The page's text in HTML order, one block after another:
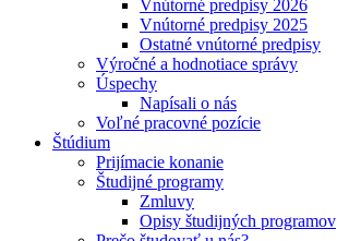
Vnútorné predpisy 2026
Vnútorné predpisy 2025
Ostatné vnútorné predpisy
Výročné a hodnotiace správy
Úspechy
Napísali o nás
Voľné pracovné pozície
Štúdium
Prijímacie konanie
Študijné programy
Zmluvy
Opisy študijných programov